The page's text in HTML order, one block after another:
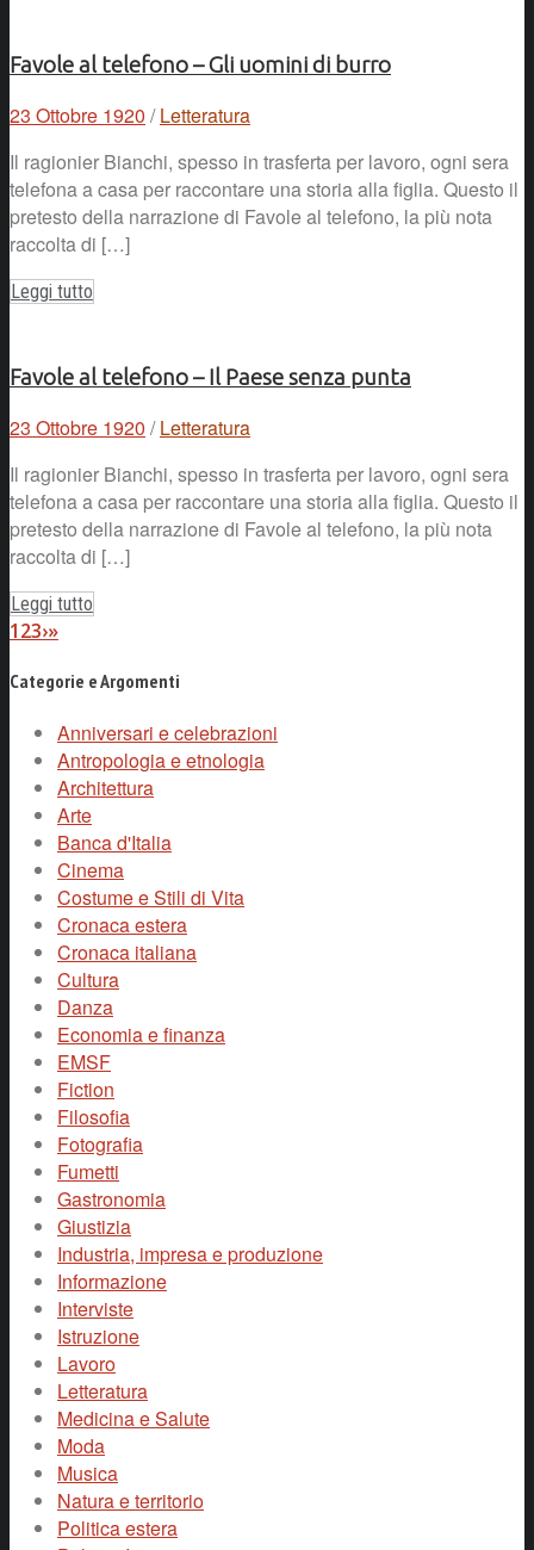
Favole al telefono – Gli uomini di burro
23 Ottobre 1920 / Letteratura
Il ragionier Bianchi, spesso in trasferta per lavoro, ogni sera
telefona a casa per raccontare una storia alla figlia. Questo il
pretesto della narrazione di Favole al telefono, la più nota
raccolta di […]
Leggi tutto
Favole al telefono – Il Paese senza punta
23 Ottobre 1920 / Letteratura
Il ragionier Bianchi, spesso in trasferta per lavoro, ogni sera
telefona a casa per raccontare una storia alla figlia. Questo il
pretesto della narrazione di Favole al telefono, la più nota
raccolta di […]
Leggi tutto
123›»
Categorie e Argomenti
Anniversari e celebrazioni
Antropologia e etnologia
Architettura
Arte
Banca d'Italia
Cinema
Costume e Stili di Vita
Cronaca estera
Cronaca italiana
Cultura
Danza
Economia e finanza
EMSF
Fiction
Filosofia
Fotografia
Fumetti
Gastronomia
Giustizia
Industria, impresa e produzione
Informazione
Interviste
Istruzione
Lavoro
Letteratura
Medicina e Salute
Moda
Musica
Natura e territorio
Politica estera